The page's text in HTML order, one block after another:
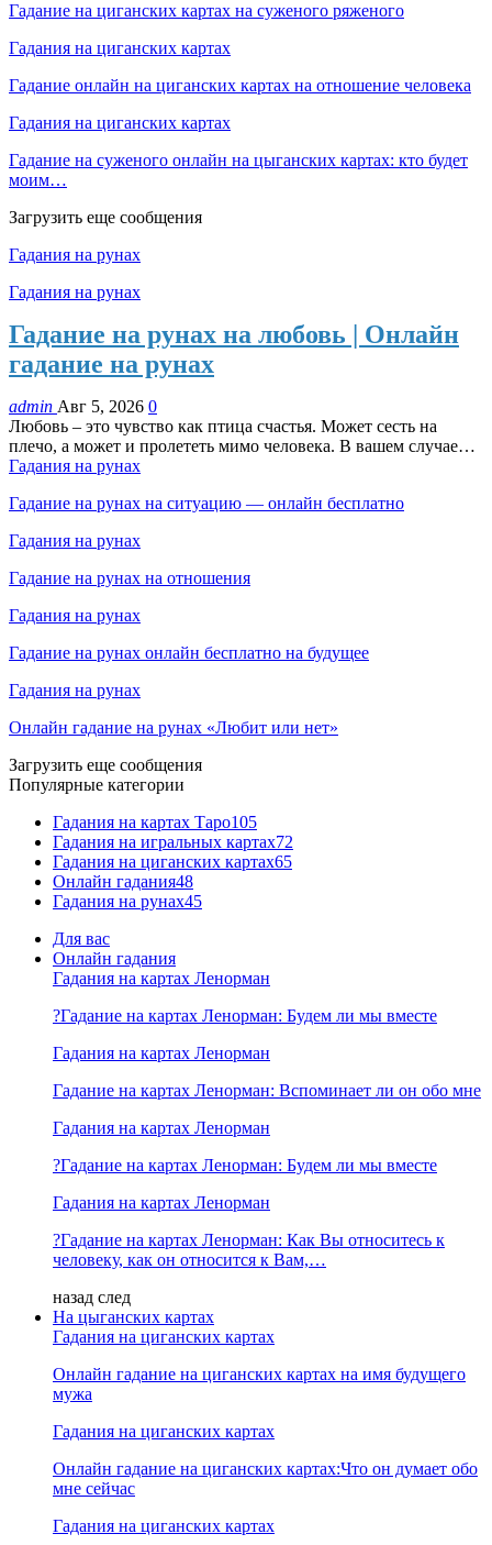
Гадание на циганских картах на суженого ряженого
Гадания на циганских картах
Гадание онлайн на циганских картах на отношение человека
Гадания на циганских картах
Гадание на суженого онлайн на цыганских картах: кто будет
моим…
Загрузить еще сообщения
Гадания на рунах
Гадания на рунах
Гадание на рунах на любовь | Онлайн
гадание на рунах
admin Авг 5, 2026 0
Любовь – это чувство как птица счастья. Может сесть на
плечо, а может и пролететь мимо человека. В вашем случае…
Гадания на рунах
Гадание на рунах на ситуацию — онлайн бесплатно
Гадания на рунах
Гадание на рунах на отношения
Гадания на рунах
Гадание на рунах онлайн бесплатно на будущее
Гадания на рунах
Онлайн гадание на рунах «Любит или нет»
Загрузить еще сообщения
Популярные категории
Гадания на картах Таро105
Гадания на игральных картах72
Гадания на циганских картах65
Онлайн гадания48
Гадания на рунах45
Для вас
Онлайн гадания
Гадания на картах Ленорман
?Гадание на картах Ленорман: Будем ли мы вместе
Гадания на картах Ленорман
Гадание на картах Ленорман: Вспоминает ли он обо мне
Гадания на картах Ленорман
?Гадание на картах Ленорман: Будем ли мы вместе
Гадания на картах Ленорман
?Гадание на картах Ленорман: Как Вы относитесь к
человеку, как он относится к Вам,…
назад след
На цыганских картах
Гадания на циганских картах
Онлайн гадание на циганских картах на имя будущего
мужа
Гадания на циганских картах
Онлайн гадание на циганских картах:Что он думает обо
мне сейчас
Гадания на циганских картах